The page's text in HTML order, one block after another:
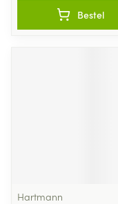
Bestel
Hartmann